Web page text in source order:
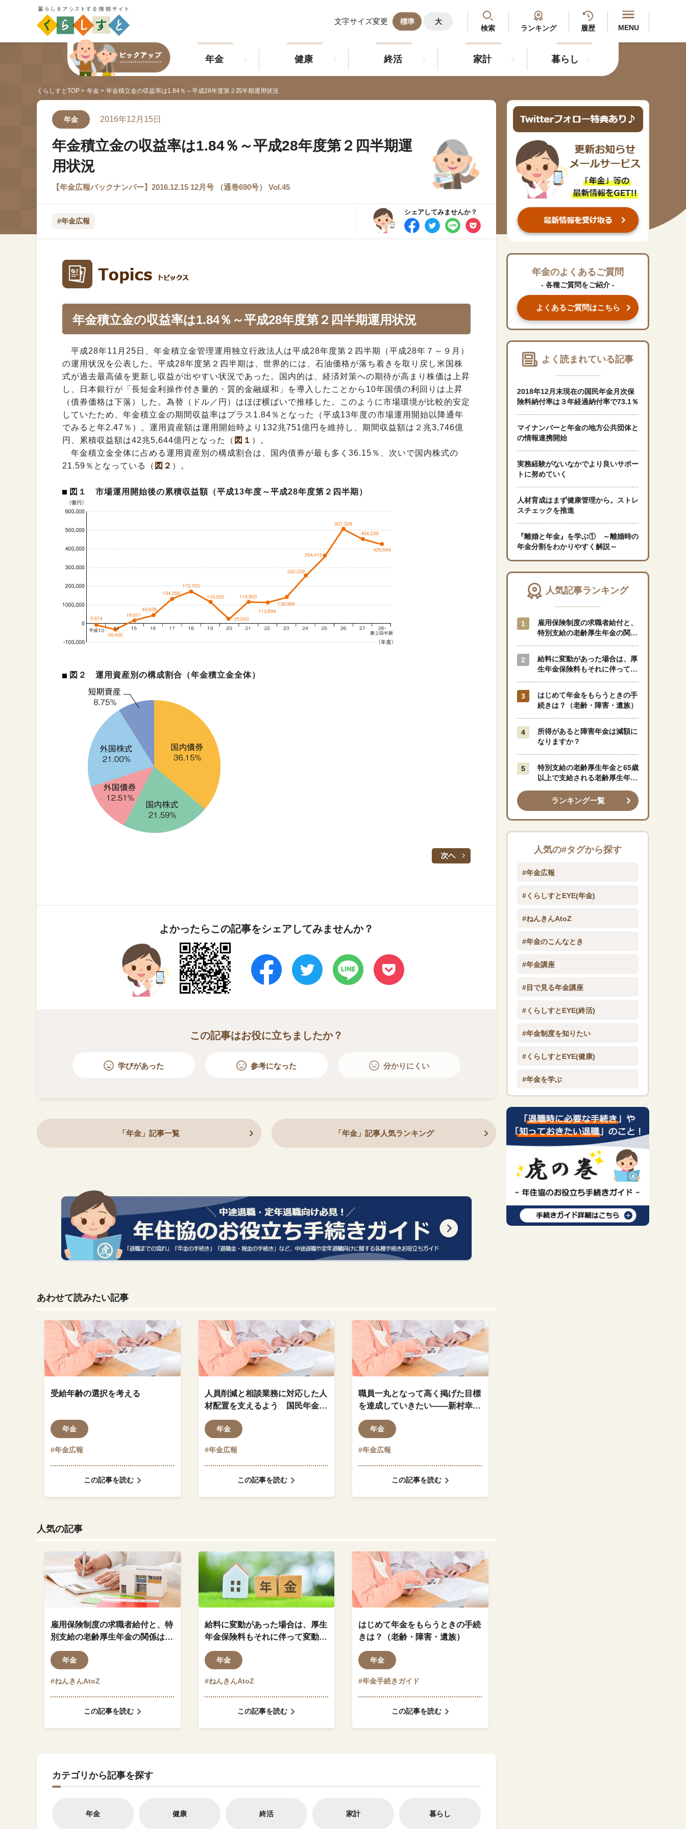
文字サイズ変更 標準
大
検索
ランキング 履歴 MENU
年金 健康 終活 家計 暮らし
最新記事 閲覧履歴
人気#タグ「5選」
#年金広報
#ねんきんAtoZ
#年金のこんなとき
#年金講座
「年金」に関する記事
「終活」に関する記事
「家計」に関する記事
協会事業案内
プライバシーポリシー（個人情報保護方針）
サイトマップ
閉じる
くらしすとTOP 年金 年金積立金の収益率は1.84％～平成28年度第２四半期運用状況
年金 2016年12月15日
年金積立金の収益率は1.84％～平成28年度第２四半期運
用状況
【年金広報バックナンバー】2016.12.15 12月号 （通巻690号） Vol.45
#年金広報
シェアしてみませんか？
年金積立金の収益率は1.84％～平成28年度第２四半期運用状況
平成28年11月25日、年金積立金管理運用独立行政法人は平成28年度第２四半期（平成28年７～９月）
の運用状況を公表した。平成28年度第２四半期は、世界的には、石油価格が落ち着きを取り戻し米国株
式が過去最高値を更新し収益が出やすい状況であった。国内的は、経済対策への期待が高まり株価は上昇
し、日本銀行が「長短金利操作付き量的・質的金融緩和」を導入したことから10年国債の利回りは上昇
（債券価格は下落）した。為替（ドル／円）はほぼ横ばいで推移した。このように市場環境が比較的安定
していたため、年金積立金の期間収益率はプラス1.84％となった（平成13年度の市場運用開始以降通年
でみると年2.47％）。運用資産額は運用開始時より132兆751億円を維持し、期間収益額は２兆3,746億
円、累積収益額は42兆5,644億円となった（ 図１ ）。
年金積立金全体に占める運用資産別の構成割合は、国内債券が最も多く36.15％、次いで国内株式の
21.59％となっている（ 図２ ）。
図１ 市場運用開始後の累積収益額（平成13年度～平成28年度第２四半期）
図２ 運用資産別の構成割合（年金積立金全体）
よかったらこの記事をシェアしてみませんか？
この記事はお役に立ちましたか？
学びがあった 参考になった 分かりにくい
「年金」記事一覧 「年金」記事人気ランキング
あわせて読みたい記事
受給年齢の選択を考える
年金
#年金広報
この記事を読む
人員削減と相談業務に対応した人
材配置を支えるよう 国民年金等
事務取扱交付金のあり方を見直し
てほしい
年金
#年金広報
この記事を読む
職員一丸となって高く掲げた目標
を達成していきたい——新村幸久
厚生年金適用調査課長
年金
#年金広報
この記事を読む
人気の記事
雇用保険制度の求職者給付と、特
別支給の老齢厚生年金の関係はど
のようになっているのでしょう
か？年金
#ねんきんAtoZ
この記事を読む
給料に変動があった場合は、厚生
年金保険料もそれに伴って変動し
ますか？
年金
#ねんきんAtoZ
この記事を読む
はじめて年金をもらうときの手続
きは？（老齢・障害・遺族）
年金
#年金手続きガイド
この記事を読む
カテゴリから記事を探す
年金 健康 終活 家計 暮らし
年金のよくあるご質問
- 各種ご質問をご紹介 -
よくあるご質問はこちら
よく読まれている記事
2018年12月末現在の国民年金月次保
険料納付率は３年経過納付率で73.1％
マイナンバーと年金の地方公共団体と
の情報連携開始
実務経験がないなかでより良いサポー
トに努めていく
人材育成はまず健康管理から。ストレ
スチェックを推進
『離婚と年金』を学ぶ① ～離婚時の
年金分割をわかりやすく解説～
人気記事ランキング
雇用保険制度の求職者給付と、
特別支給の老齢厚生年金の関係
ょうか？
給料に変動があった場合は、厚
生年金保険料もそれに伴って変
はじめて年金をもらうときの手
続きは？（老齢・障害・遺族）
所得があると障害年金は減額に
なりますか？
特別支給の老齢厚生年金と65歳
以上で支給される老齢厚生年金
ランキング一覧
人気の#タグから探す
#年金広報
#くらしすとEYE(年金)
#ねんきんAtoZ
#年金のこんなとき
#年金講座
#目で見る年金講座
#くらしすとEYE(終活)
#年金制度を知りたい
#くらしすとEYE(健康)
#年金を学ぶ